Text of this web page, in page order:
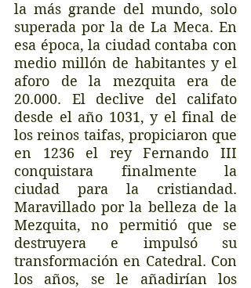
la más grande del mundo, solo
superada por la de La Meca. En
esa época, la ciudad contaba con
medio millón de habitantes y el
aforo de la mezquita era de
20.000. El declive del califato
desde el año 1031, y el final de
los reinos taifas, propiciaron que
en 1236 el rey Fernando III
conquistara finalmente la
ciudad para la cristiandad.
Maravillado por la belleza de la
Mezquita, no permitió que se
destruyera e impulsó su
transformación en Catedral. Con
los años, se le añadirían los